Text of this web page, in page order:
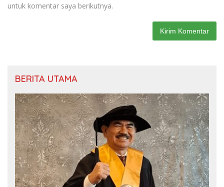
untuk komentar saya berikutnya.
BERITA UTAMA